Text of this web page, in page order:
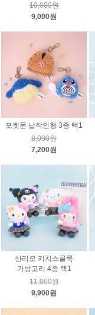
10,000원
9,000원
포켓몬 납작인형 3종 택1
8,000원
7,200원
산리오 키치스쿨룩
가방고리 4종 택1
11,000원
9,900원